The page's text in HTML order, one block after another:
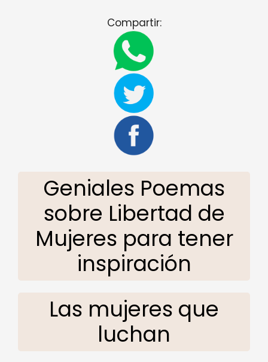
Compartir:
Geniales Poemas
sobre Libertad de
Mujeres para tener
inspiración
Las mujeres que
luchan